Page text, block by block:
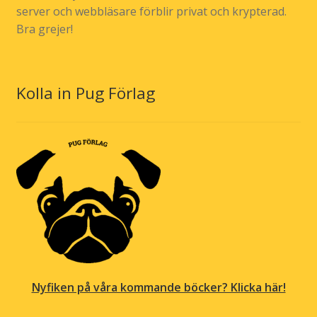
server och webbläsare förblir privat och krypterad.
Bra grejer!
Kolla in Pug Förlag
Nyfiken på våra kommande böcker? Klicka här!